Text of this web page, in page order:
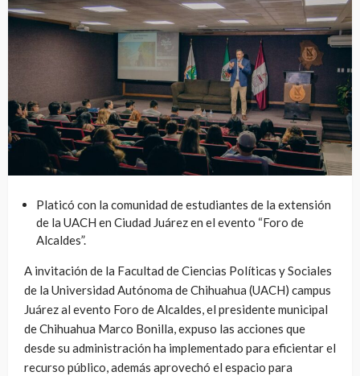
Platicó con la comunidad de estudiantes de la extensión
de la UACH en Ciudad Juárez en el evento “Foro de
Alcaldes”.
A invitación de la Facultad de Ciencias Políticas y Sociales
de la Universidad Autónoma de Chihuahua (UACH) campus
Juárez al evento Foro de Alcaldes, el presidente municipal
de Chihuahua Marco Bonilla, expuso las acciones que
desde su administración ha implementado para eficientar el
recurso público, además aprovechó el espacio para